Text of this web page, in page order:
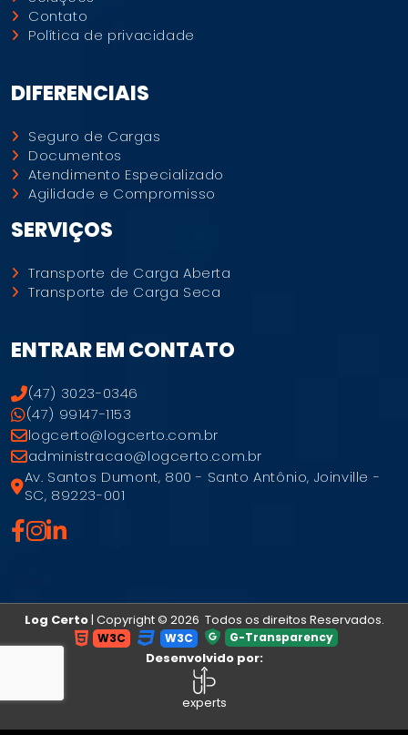
Contato
Política de privacidade
DIFERENCIAIS
Seguro de Cargas
Documentos
Atendimento Especializado
Agilidade e Compromisso
SERVIÇOS
Transporte de Carga Aberta
Transporte de Carga Seca
ENTRAR EM CONTATO
(47) 3023-0346
(47) 99147-1153
logcerto@logcerto.com.br
administracao@logcerto.com.br
Av. Santos Dumont, 800 - Santo Antônio, Joinville -
SC, 89223-001
Log Certo| Copyright © 2026 Todos os direitos Reservados.
W3C W3C G-Transparency
Desenvolvido por:
experts